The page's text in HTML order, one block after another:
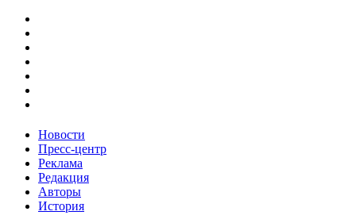
Новости
Пресс-центр
Реклама
Редакция
Авторы
История